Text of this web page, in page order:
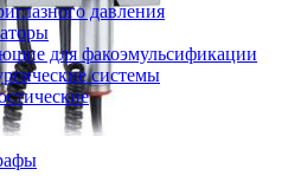
давления
для факоэмульсификации
системы